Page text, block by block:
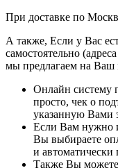
При доставке по
А также, Если у Вас
самостоятельно
мы предлагаем на Ваш
Онлайн систему
просто, чек о
указанную Вами
Если Вам нужно
Вы выбираете
и автоматически
Также Вы можете